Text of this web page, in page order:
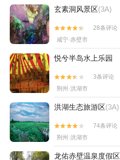
玄素洞风景区(3A)


28条评论
咸宁·赤壁市
悦兮半岛水上乐园


3条评论
荆州·洪湖市
洪湖生态旅游区(3A)


74条评论
荆州·洪湖市
龙佑赤壁温泉度假区